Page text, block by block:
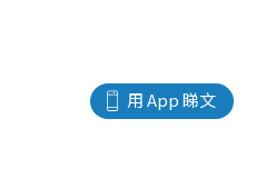
用 App 睇文